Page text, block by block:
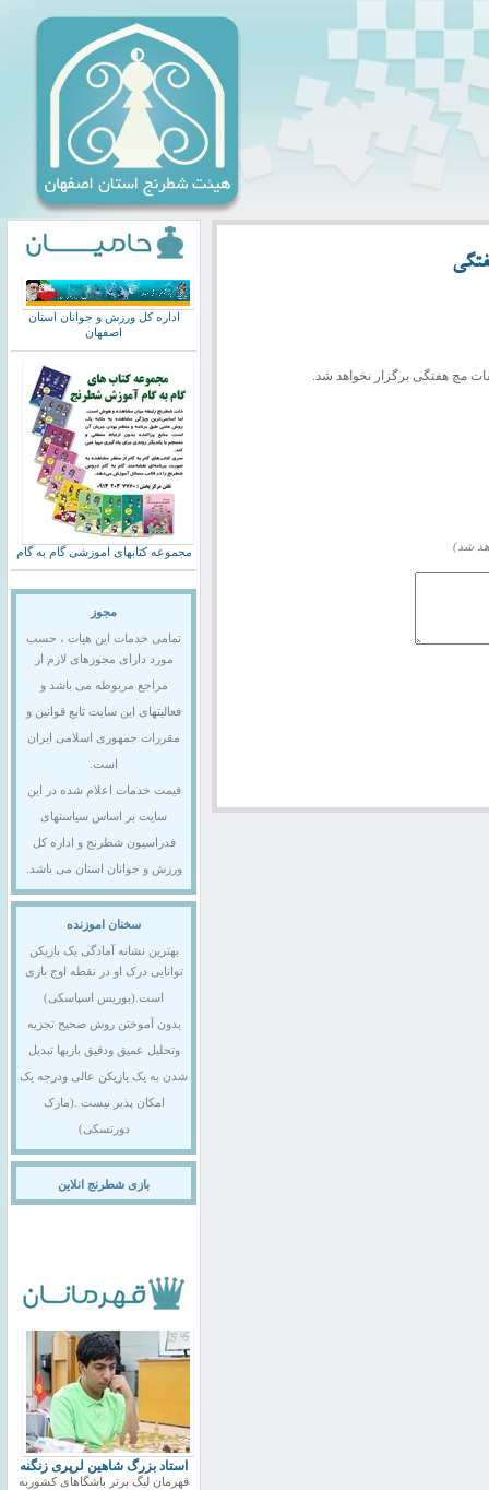
مچ هفتگی برگزار نخواهد شد.
شد)
اداره کل ورزش و جوانان استان
اصفهان
مجموعه کتابهای اموزشی گام به گام
مجوز
تمامی خدمات این هیات ، حسب
مورد دارای مجوزهای لازم از
مراجع مربوطه می باشد و
فعالیتهای این سایت تابع قوانین و
مقررات جمهوری اسلامی ایران
است.
قیمت خدمات اعلام شده در این
سایت بر اساس سیاستهای
فدراسیون شطرنج و اداره کل
ورزش و جوانان استان می باشد.
سخنان اموزنده
بهترین نشانه آمادگی یک بازیکن
توانایی درک او در نقطه اوج بازی
است.(بوریس اسپاسکی)
بدون آموختن روش صحیح تجزیه
وتحلیل عمیق ودقیق بازیها تبدیل
شدن به یک بازیکن عالی ودرجه یک
امکان پذیر نیست .(مارک
دورتسکی)
بازی شطرنج انلاین
استاد بزرگ شاهین لرپری زنگنه
قهرمان لیگ برتر باشگاهای کشوربه